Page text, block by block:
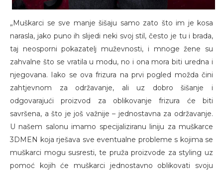
„Muškarci se sve manje šišaju samo zato što im je kosa
narasla, jako puno ih slijedi neki svoj stil, često je tu i brada,
taj neosporni pokazatelj muževnosti, i mnoge žene su
zahvalne što se vratila u modu, no i ona mora biti uredna i
njegovana. Iako se ova frizura na prvi pogled možda čini
zahtjevnom za održavanje, ali uz dobro šišanje i
odgovarajući proizvod za oblikovanje frizura će biti
savršena, a što je još važnije – jednostavna za održavanje.
U našem salonu imamo specijaliziranu liniju za muškarce
3DMEN koja rješava sve eventualne probleme s kojima se
muškarci mogu susresti, te pruža proizvode za styling uz
pomoć kojih će muškarci jednostavno oblikovati svoju